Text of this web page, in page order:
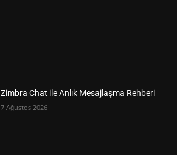
Zimbra Chat ile Anlık Mesajlaşma Rehberi
7 Ağustos 2026